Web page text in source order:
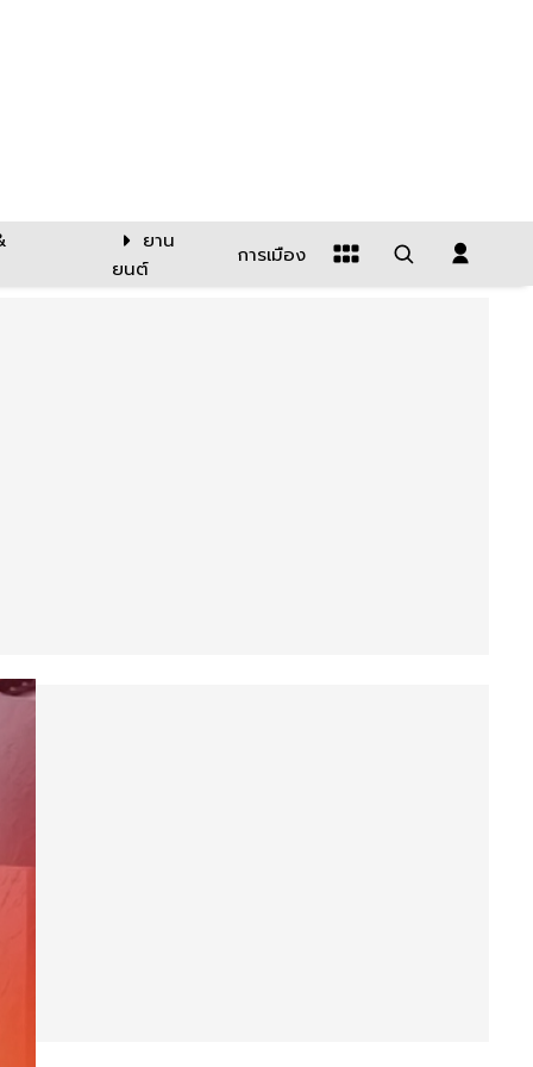
ยาน
ยนต์
การเมือง